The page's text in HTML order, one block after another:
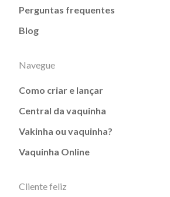
Perguntas frequentes
Blog
Navegue
Como criar e lançar
Central da vaquinha
Vakinha ou vaquinha?
Vaquinha Online
Cliente feliz